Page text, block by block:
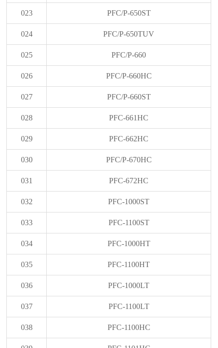
023 PFC/P-650ST
024 PFC/P-650TUV
025 PFC/P-660
026 PFC/P-660HC
027 PFC/P-660ST
028 PFC-661HC
029 PFC-662HC
030 PFC/P-670HC
031 PFC-672HC
032 PFC-1000ST
033 PFC-1100ST
034 PFC-1000HT
035 PFC-1100HT
036 PFC-1000LT
037 PFC-1100LT
038 PFC-1100HC